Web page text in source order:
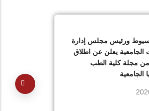
ورئيس مجلس إدارة
الجامعية يعلن عن اطلاق
من مجلة كلية الطب
الجامعية